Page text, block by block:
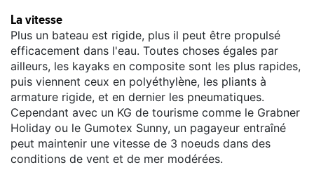
La vitesse
Plus un bateau est rigide, plus il peut être propulsé
efficacement dans l'eau. Toutes choses égales par
ailleurs, les kayaks en composite sont les plus rapides,
puis viennent ceux en polyéthylène, les pliants à
armature rigide, et en dernier les pneumatiques.
Cependant avec un KG de tourisme comme le Grabner
Holiday ou le Gumotex Sunny, un pagayeur entraîné
peut maintenir une vitesse de 3 noeuds dans des
conditions de vent et de mer modérées.